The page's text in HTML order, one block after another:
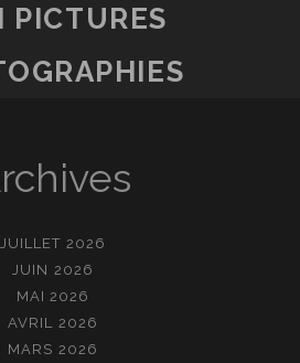
PICTURES
JUILLET 2026
JUIN 2026
MAI 2026
AVRIL 2026
MARS 2026